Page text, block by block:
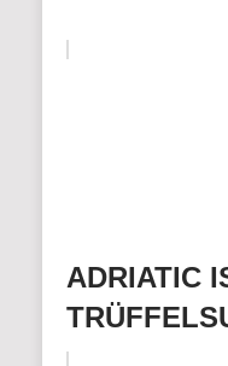
ADRIATIC